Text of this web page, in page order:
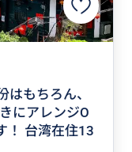
もちろん、
にアレンジO
！ 台湾在住13